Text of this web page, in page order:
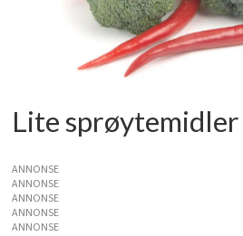
Lite sprøytemidler
ANNONSE
ANNONSE
ANNONSE
ANNONSE
ANNONSE